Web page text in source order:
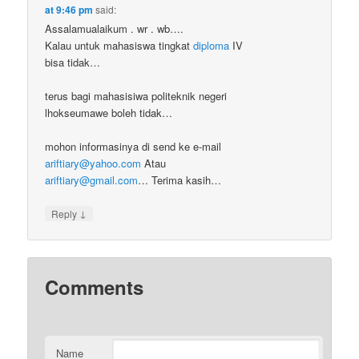
at 9:46 pm said:
Assalamualaikum . wr . wb….
Kalau untuk mahasiswa tingkatdiploma IV
bisa tidak…
terus bagi mahasisiwa politeknik negeri
lhokseumawe boleh tidak…
mohon informasinya di send ke e-mail
ariftiary@yahoo.com Atau
ariftiary@gmail.com… Terima kasih…
Reply ↓
Comments
Name